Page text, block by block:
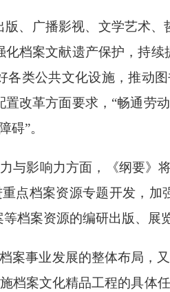
版、广播影视、文学艺术
档案文献遗产保护，持
类公共文化设施，推动
改革方面要求，“畅通劳
碍”。
与影响力方面，《纲要》
点档案资源专题开发，加
档案资源的编研出版、展
案事业发展的整体布局，
档案文化精品工程的具体